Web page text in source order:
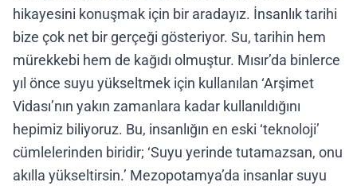
hikayesini konuşmak için bir aradayız. İnsanlık tarihi
bize çok net bir gerçeği gösteriyor. Su, tarihin hem
mürekkebi hem de kağıdı olmuştur. Mısır’da binlerce
yıl önce suyu yükseltmek için kullanılan ‘Arşimet
Vidası’nın yakın zamanlara kadar kullanıldığını
hepimiz biliyoruz. Bu, insanlığın en eski ‘teknoloji’
cümlelerinden biridir; ‘Suyu yerinde tutamazsan, onu
akılla yükseltirsin.’ Mezopotamya’da insanlar suyu